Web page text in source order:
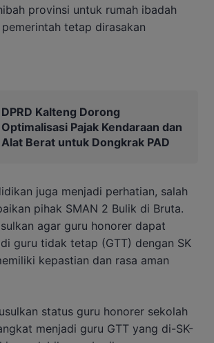
provinsi untuk rumah ibadah
tetap dirasakan
DPRD Kalteng Dorong
Optimalisasi Pajak Kendaraan dan
Alat Berat untuk Dongkrak PAD
juga menjadi perhatian, salah
pihak SMAN 2 Bulik di Bruta.
agar guru honorer dapat
guru tidak tetap (GTT) dengan SK
kepastian dan rasa aman
status guru honorer sekolah
menjadi guru GTT yang di-SK-